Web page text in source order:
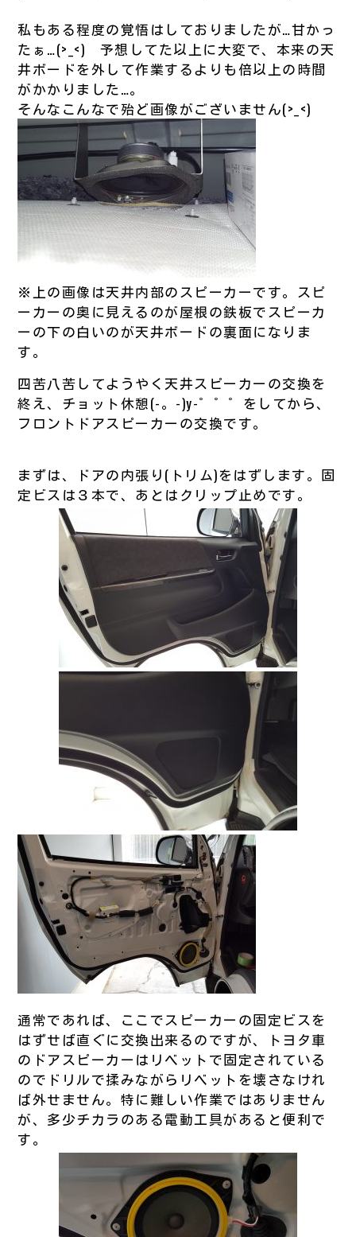
私もある程度の覚悟はしておりましたが…甘かっ
たぁ…(>_<) 予想してた以上に大変で、本来の天
井ボードを外して作業するよりも倍以上の時間
がかかりました…。
そんなこんなで殆ど画像がございません(>_<)
※上の画像は天井内部のスピーカーです。スピ
ーカーの奥に見えるのが屋根の鉄板でスピーカ
ーの下の白いのが天井ボードの裏面になりま
す。
四苦八苦してようやく天井スピーカーの交換を
終え、チョット休憩(-。-)y-゜゜゜をしてから、
フロントドアスピーカーの交換です。
まずは、ドアの内張り(トリム)をはずします。固
定ビスは３本で、あとはクリップ止めです。
通常であれば、ここでスピーカーの固定ビスを
はずせば直ぐに交換出来るのですが、トヨタ車
のドアスピーカーはリベットで固定されている
のでドリルで揉みながらリベットを壊さなけれ
ば外せません。特に難しい作業ではありません
が、多少チカラのある電動工具があると便利で
す。